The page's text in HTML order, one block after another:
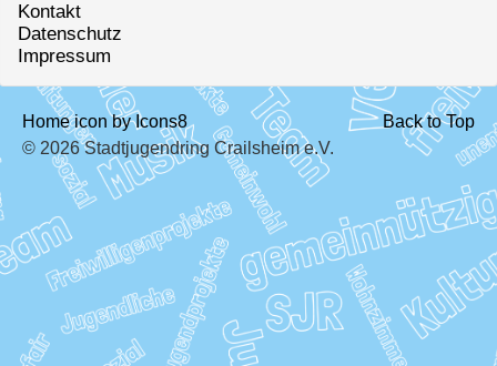
Kontakt
Datenschutz
Impressum
Home icon by Icons8
Back to Top
© 2026 Stadtjugendring Crailsheim e.V.